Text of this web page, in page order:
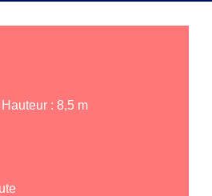
: 8,5 m